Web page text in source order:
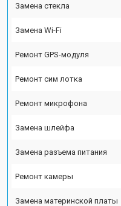
Замена стекла
Замена Wi-Fi
Ремонт GPS-модуля
Ремонт сим лотка
Ремонт микрофона
Замена шлейфа
Замена разъема питания
Ремонт камеры
Замена материнской платы